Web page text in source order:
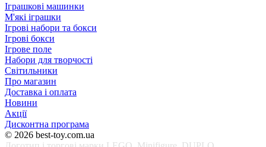
Іграшкові машинки
М'які іграшки
Ігрові набори та бокси
Ігрові бокси
Ігрове поле
Набори для творчості
Світильники
Про магазин
Доставка і оплата
Новини
Акції
Дисконтна програма
© 2026 best-toy.com.ua